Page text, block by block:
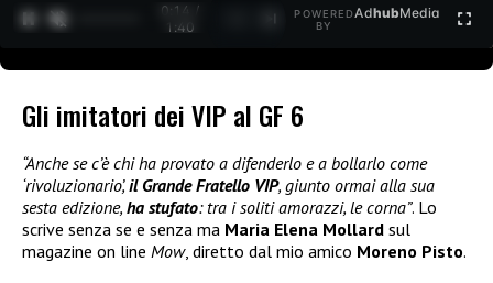
0:15 /
1:40
POWERED
BY
AdhubMedia
Gli imitatori dei VIP al GF 6
“Anche se c’è chi ha provato a difenderlo e a bollarlo come
‘rivoluzionario’,il Grande Fratello VIP, giunto ormai alla sua
sesta edizione, ha stufato: tra i soliti amorazzi, le corna”. Lo
scrive senza se e senza ma Maria Elena Mollard sul
magazine on line Mow, diretto dal mio amico Moreno Pisto.